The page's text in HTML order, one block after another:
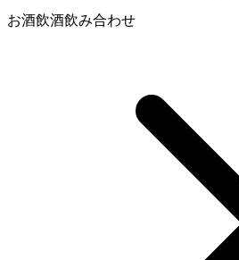
お酒飲酒飲み合わせ